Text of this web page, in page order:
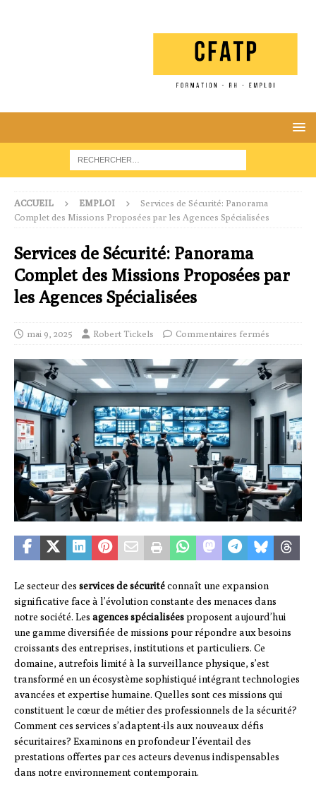
ACCUEIL EMPLOI
Services de Sécurité: Panorama
Complet des Missions Proposées par les Agences Spécialisées
Services de Sécurité: Panorama
Complet des Missions Proposées par
les Agences Spécialisées
mai 9, 2025 Robert Tickels Commentaires fermés
Le secteur des services de sécuritéconnaît une expansion
significative face à l’évolution constante des menaces dans
notre société. Les agences spécialiséesproposent aujourd’hui
une gamme diversifiée de missions pour répondre aux besoins
croissants des entreprises, institutions et particuliers. Ce
domaine, autrefois limité à la surveillance physique, s’est
transformé en un écosystème sophistiqué intégrant technologies
avancées et expertise humaine. Quelles sont ces missions qui
constituent le cœur de métier des professionnels de la sécurité?
Comment ces services s’adaptent-ils aux nouveaux défis
sécuritaires? Examinons en profondeur l’éventail des
prestations offertes par ces acteurs devenus indispensables
dans notre environnement contemporain.